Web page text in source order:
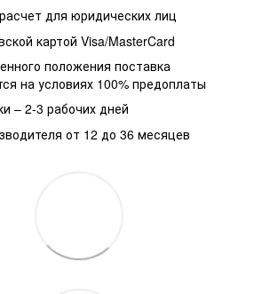
для юридических лиц
картой Visa/MasterCard
положения поставка
на условиях 100% предоплаты
– 2-3 рабочих дней
от 12 до 36 месяцев